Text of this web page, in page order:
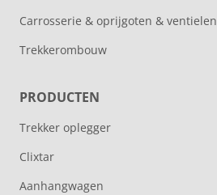
Carrosserie & oprijgoten & ventielen
Trekkerombouw
PRODUCTEN
Trekker oplegger
Clixtar
Aanhangwagen